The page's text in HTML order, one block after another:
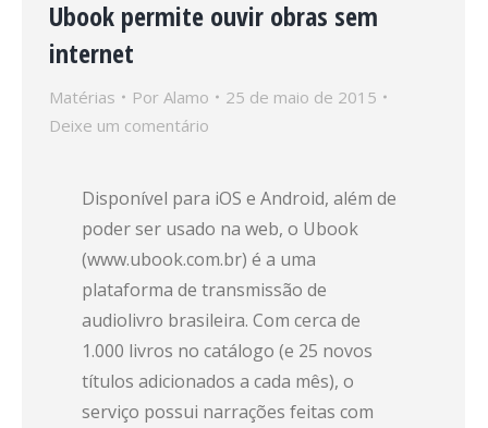
Ubook permite ouvir obras sem
internet
Matérias Por Alamo
25 de maio de 2015
Deixe um comentário
Disponível para iOS e Android, além de
poder ser usado na web, o Ubook
(www.ubook.com.br) é a uma
plataforma de transmissão de
audiolivro brasileira. Com cerca de
1.000 livros no catálogo (e 25 novos
títulos adicionados a cada mês), o
serviço possui narrações feitas com